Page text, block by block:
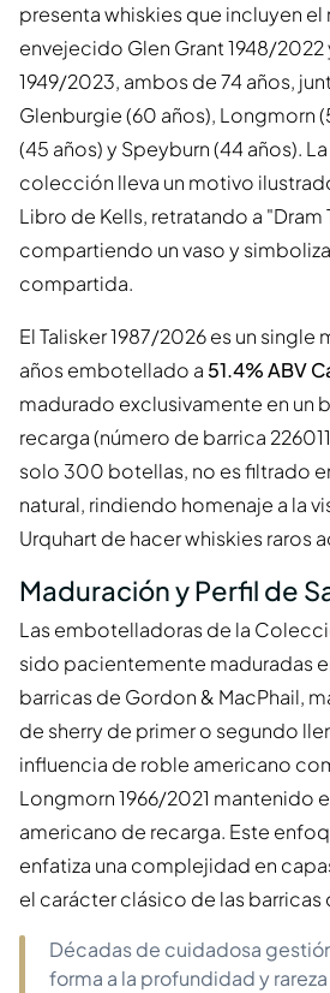
presenta whiskies que incluyen
envejecido Glen Grant 1948/2022
1949/2023, ambos de 74 años,
Glenburgie (60 años), Longmorn
(45 años) y Speyburn (44 años).
colección lleva un motivo
Libro de Kells, retratando a "Dram
compartiendo un vaso y
compartida.
El Talisker 1987/2026 es un single
años embotellado a 51.4% ABV
madurado exclusivamente en un
recarga (número de barrica
solo 300 botellas, no es filtrado
natural, rindiendo homenaje a la
Urquhart de hacer whiskies raros
Maduración y Perfil de
Las embotelladoras de la
sido pacientemente maduradas
barricas de Gordon & MacPhail,
de sherry de primer o segundo
influencia de roble americano
Longmorn 1966/2021 mantenido
americano de recarga. Este
enfatiza una complejidad en
el carácter clásico de las barricas
Décadas de cuidadosa
forma a la profundidad y